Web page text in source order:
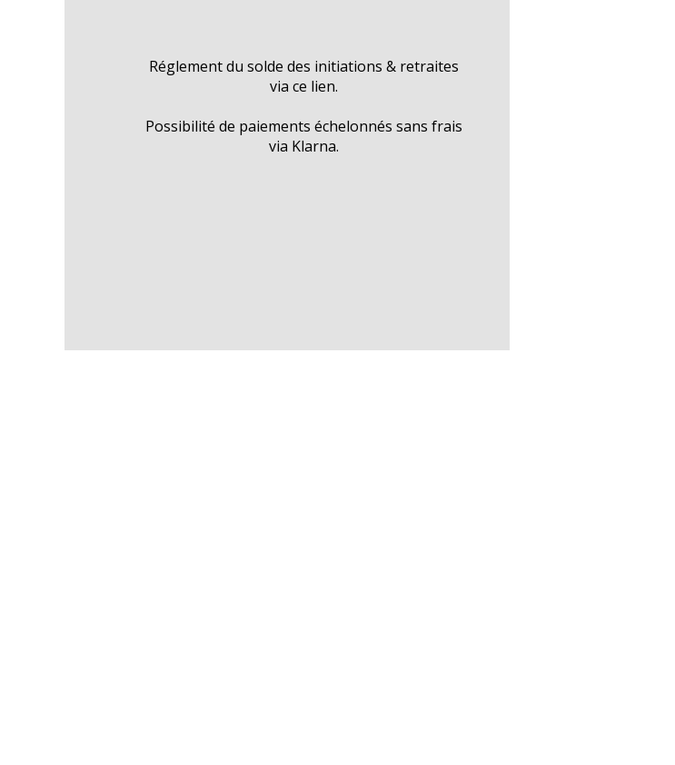
Réglement du solde des initiations & retraites
via ce lien.
Possibilité de paiements échelonnés sans frais
via Klarna.